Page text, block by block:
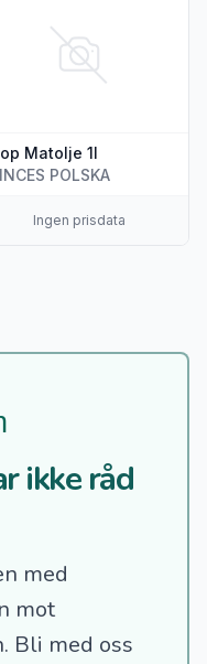
Matolje 1l
POLSKA
Ingen prisdata
ikke råd
med
mot
Bli med oss